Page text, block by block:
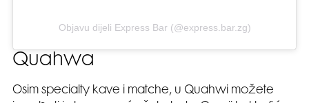
Objavu dijeli Express Bar (@express.bar.zg)
Quahwa
Osim specialty kave i matche, u Quahwi možete